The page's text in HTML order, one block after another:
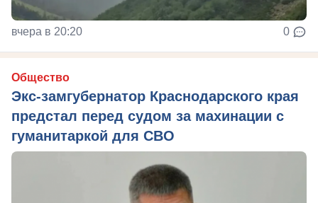
вчера в 20:20 0
Общество
Экс-замгубернатор Краснодарского края
предстал перед судом за махинации с
гуманитаркой для СВО